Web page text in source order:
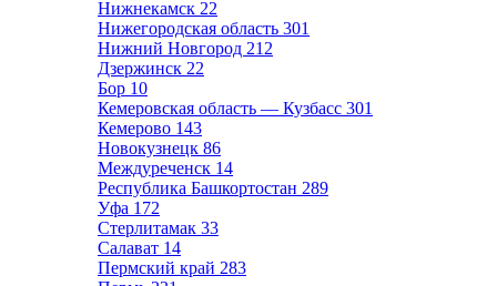
Нижнекамск 22
Нижегородская область 301
Нижний Новгород 212
Дзержинск 22
Бор 10
Кемеровская область — Кузбасс 301
Кемерово 143
Новокузнецк 86
Междуреченск 14
Республика Башкортостан 289
Уфа 172
Стерлитамак 33
Салават 14
Пермский край 283